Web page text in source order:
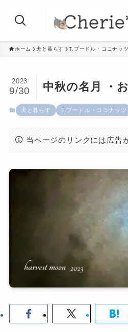
ホーム 犬と暮らす T.プードル・ココナッツ
中秋の名月 ・
2023
9/30
犬と暮らす T.プードル・ココナッツ
当ページのリンクには広告